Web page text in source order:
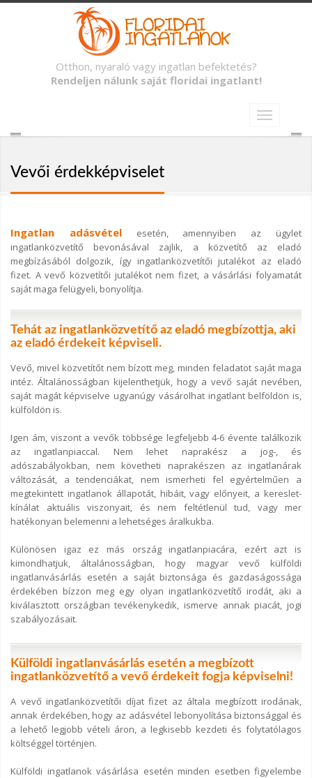
Otthon, nyaraló vagy ingatlan befektetés?
Rendeljen nálunk saját floridai ingatlant!
Vevői érdekképviselet
Ingatlan adásvételesetén, amennyiben az ügylet
ingatlanközvetítő bevonásával zajlik, a közvetítő az eladó
megbízásából dolgozik, így ingatlanközvetítői jutalékot az eladó
fizet. A vevő közvetítői jutalékot nem fizet, a vásárlási folyamatát
saját maga felügyeli, bonyolítja.
Tehát az ingatlanközvetítő az eladó megbízottja, aki
az eladó érdekeit képviseli.
Vevő, mivel közvetítőt nem bízott meg, minden feladatot saját maga
intéz. Általánosságban kijelenthetjük, hogy a vevő saját nevében,
saját magát képviselve ugyanúgy vásárolhat ingatlant belföldön is,
külföldön is.
Igen ám, viszont a vevők többsége legfeljebb 4-6 évente találkozik
az ingatlanpiaccal. Nem lehet naprakész a jog-, és
adószabályokban, nem követheti naprakészen az ingatlanárak
változását, a tendenciákat, nem ismerheti fel egyértelműen a
megtekintett ingatlanok állapotát, hibáit, vagy előnyeit, a kereslet-
kínálat aktuális viszonyait, és nem feltétlenül tud, vagy mer
hatékonyan belemenni a lehetséges áralkukba.
Különösen igaz ez más ország ingatlanpiacára, ezért azt is
kimondhatjuk, általánosságban, hogy magyar vevő külföldi
ingatlanvásárlás esetén a saját biztonsága és gazdaságossága
érdekében bízzon meg egy olyan ingatlanközvetítő irodát, aki a
kiválasztott országban tevékenykedik, ismerve annak piacát, jogi
szabályozásait.
Külföldi ingatlanvásárlás esetén a megbízott
ingatlanközvetítő a vevő érdekeit fogja képviselni!
A vevő ingatlanközvetítői díjat fizet az általa megbízott irodának,
annak érdekében, hogy az adásvétel lebonyolítása biztonsággal és
a lehető legjobb vételi áron, a legkisebb kezdeti és folytatólagos
költséggel történjen.
Külföldi ingatlanok vásárlása esetén minden esetben figyelembe